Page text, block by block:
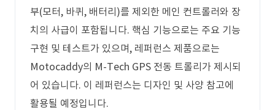
부(모터, 바퀴, 배터리)를 제외한 메인 컨트롤러와 장
치의 사급이 포함됩니다. 핵심 기능으로는 주요 기능
구현 및 테스트가 있으며, 레퍼런스 제품으로는
Motocaddy의 M-Tech GPS 전동 트롤리가 제시되
어 있습니다. 이 레퍼런스는 디자인 및 사양 참고에
활용될 예정입니다.